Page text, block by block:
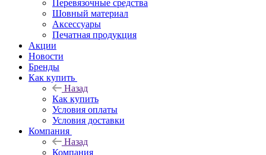
Перевязочные средства
Шовный материал
Аксессуары
Печатная продукция
Акции
Новости
Бренды
Как купить
Назад
Как купить
Условия оплаты
Условия доставки
Компания
Назад
Компания